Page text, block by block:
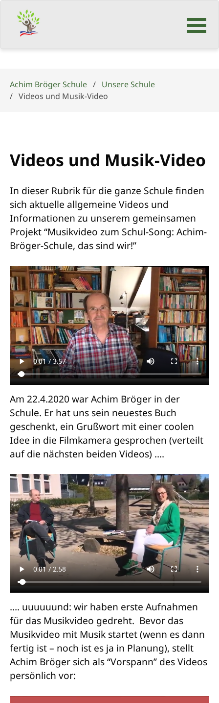
Navigation
Achim Bröger Schule
Unsere Schule
Videos und Musik-Video
Videos und Musik-Video
In dieser Rubrik für die ganze Schule finden
sich aktuelle allgemeine Videos und
Informationen zu unserem gemeinsamen
Projekt “Musikvideo zum Schul-Song: Achim-
Bröger-Schule, das sind wir!”
Am 22.4.2020 war Achim Bröger in der
Schule. Er hat uns sein neuestes Buch
geschenkt, ein Grußwort mit einer coolen
Idee in die Filmkamera gesprochen (verteilt
auf die nächsten beiden Videos) ….
…. uuuuuund: wir haben erste Aufnahmen
für das Musikvideo gedreht. Bevor das
Musikvideo mit Musik startet (wenn es dann
fertig ist – noch ist es ja in Planung), stellt
Achim Bröger sich als “Vorspann” des Videos
persönlich vor: